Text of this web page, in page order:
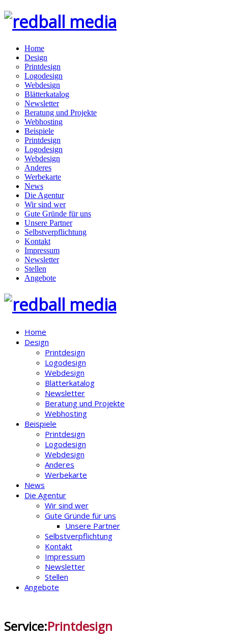
Home
Design
Printdesign
Logodesign
Webdesign
Blätterkatalog
Newsletter
Beratung und Projekte
Webhosting
Beispiele
Printdesign
Logodesign
Webdesign
Anderes
Werbekarte
News
Die Agentur
Wir sind wer
Gute Gründe für uns
Unsere Partner
Selbstverpflichtung
Kontakt
Impressum
Newsletter
Stellen
Angebote
Home
Design
Printdesign
Logodesign
Webdesign
Blätterkatalog
Newsletter
Beratung und Projekte
Webhosting
Beispiele
Printdesign
Logodesign
Webdesign
Anderes
Werbekarte
News
Die Agentur
Wir sind wer
Gute Gründe für uns
Unsere Partner
Selbstverpflichtung
Kontakt
Impressum
Newsletter
Stellen
Angebote
Service:Printdesign